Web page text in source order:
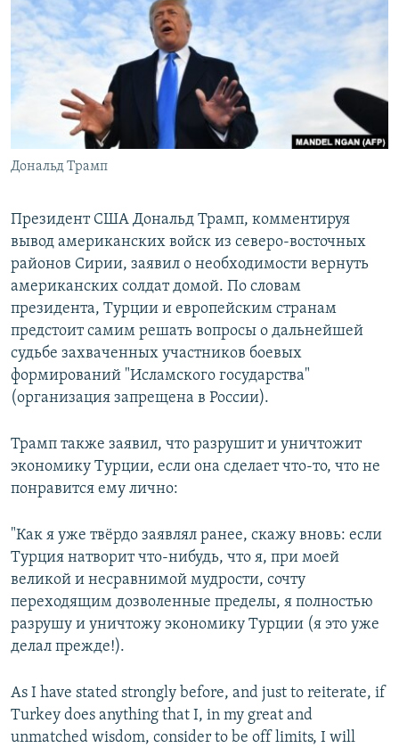
РАСПИСАНИЕ ВЕЩАНИЯ
ПОДПИШИТЕСЬ НА РАССЫЛКУ
СОЦИАЛЬНЫЕ СЕТИ
Все сайты РСЕ/РС
Дональд Трамп
Президент США Дональд Трамп, комментируя
вывод американских войск из северо-восточных
районов Сирии, заявил о необходимости вернуть
американских солдат домой. По словам
президента, Турции и европейским странам
предстоит самим решать вопросы о дальнейшей
судьбе захваченных участников боевых
формирований "Исламского государства"
(организация запрещена в России).
Трамп также заявил, что разрушит и уничтожит
экономику Турции, если она сделает что-то, что не
понравится ему лично:
"Как я уже твёрдо заявлял ранее, скажу вновь: если
Турция натворит что-нибудь, что я, при моей
великой и несравнимой мудрости, сочту
переходящим дозволенные пределы, я полностью
разрушу и уничтожу экономику Турции (я это уже
делал прежде!).
As I have stated strongly before, and just to reiterate, if
Turkey does anything that I, in my great and
unmatched wisdom, consider to be off limits, I will